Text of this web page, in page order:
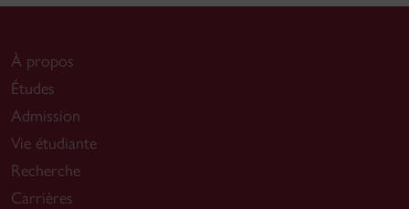
À propos
Études
Admission
Vie étudiante
Recherche
Carrières